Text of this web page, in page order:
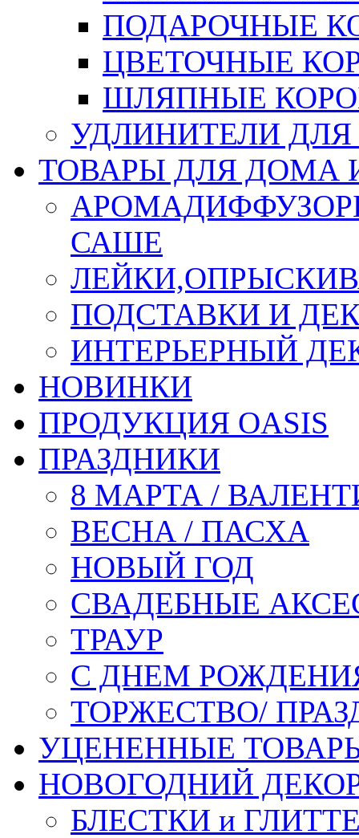
ПОДАРОЧНЫЕ
ЦВЕТОЧНЫЕ
ШЛЯПНЫЕ
УДЛИНИТЕЛИ
ТОВАРЫ ДЛЯ ДОМА
САШЕ
ПОДСТАВКИ И
ИНТЕРЬЕРНЫЙ
НОВИНКИ
ПРОДУКЦИЯ OASIS
ПРАЗДНИКИ
8 МАРТА /
ВЕСНА / ПАСХА
НОВЫЙ ГОД
СВАДЕБНЫЕ
ТРАУР
С ДНЕМ
ТОРЖЕСТВО/
УЦЕНЕННЫЕ
НОВОГОДНИЙ
БЛЕСТКИ и